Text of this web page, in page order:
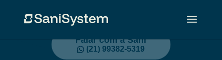
Falar com a Sani
(21) 99382-5319